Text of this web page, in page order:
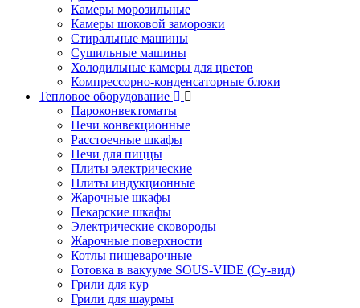
Камеры морозильные
Камеры шоковой заморозки
Стиральные машины
Сушильные машины
Холодильные камеры для цветов
Компрессорно-конденсаторные блоки
Тепловое оборудование
Пароконвектоматы
Печи конвекционные
Расстоечные шкафы
Печи для пиццы
Плиты электрические
Плиты индукционные
Жарочные шкафы
Пекарские шкафы
Электрические сковороды
Жарочные поверхности
Котлы пищеварочные
Готовка в вакууме SOUS-VIDE (Су-вид)
Грили для кур
Грили для шаурмы